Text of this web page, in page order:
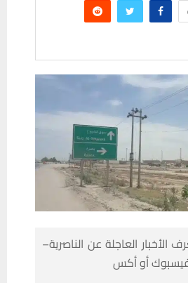
العاجلة عن الناصرية–
فيسبوك أو أكس